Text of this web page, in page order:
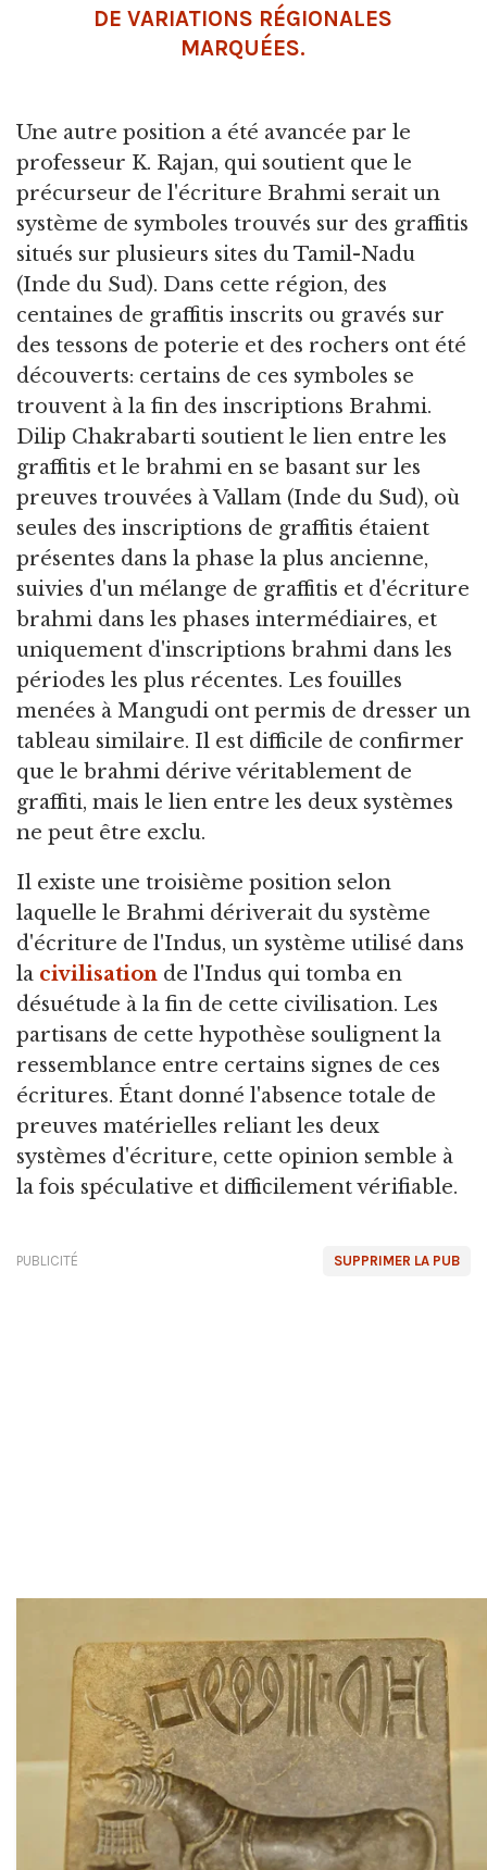
DE VARIATIONS RÉGIONALES
MARQUÉES.
Une autre position a été avancée par le
professeur K. Rajan, qui soutient que le
précurseur de l'écriture Brahmi serait un
système de symboles trouvés sur des graffitis
situés sur plusieurs sites du Tamil-Nadu
(Inde du Sud). Dans cette région, des
centaines de graffitis inscrits ou gravés sur
des tessons de poterie et des rochers ont été
découverts: certains de ces symboles se
trouvent à la fin des inscriptions Brahmi.
Dilip Chakrabarti soutient le lien entre les
graffitis et le brahmi en se basant sur les
preuves trouvées à Vallam (Inde du Sud), où
seules des inscriptions de graffitis étaient
présentes dans la phase la plus ancienne,
suivies d'un mélange de graffitis et d'écriture
brahmi dans les phases intermédiaires, et
uniquement d'inscriptions brahmi dans les
périodes les plus récentes. Les fouilles
menées à Mangudi ont permis de dresser un
tableau similaire. Il est difficile de confirmer
que le brahmi dérive véritablement de
graffiti, mais le lien entre les deux systèmes
ne peut être exclu.
Il existe une troisième position selon
laquelle le Brahmi dériverait du système
d'écriture de l'Indus, un système utilisé dans
la civilisation de l'Indus qui tomba en
désuétude à la fin de cette civilisation. Les
partisans de cette hypothèse soulignent la
ressemblance entre certains signes de ces
écritures. Étant donné l'absence totale de
preuves matérielles reliant les deux
systèmes d'écriture, cette opinion semble à
la fois spéculative et difficilement vérifiable.
SUPPRIMER LA PUB
PUBLICITÉ